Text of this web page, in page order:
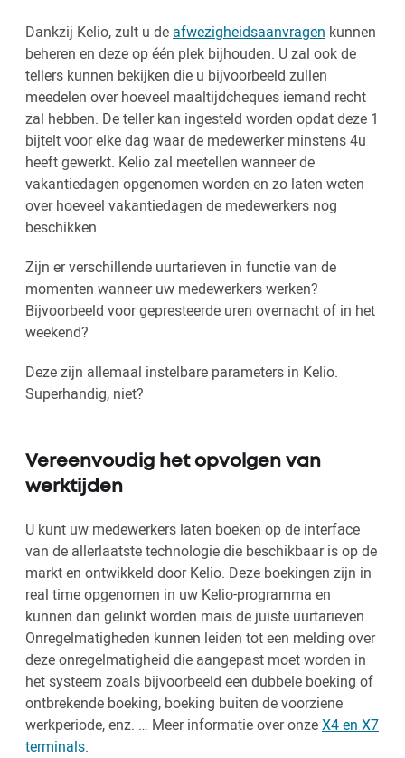
Dankzij Kelio, zult u de afwezigheidsaanvragen kunnen
beheren en deze op één plek bijhouden. U zal ook de
tellers kunnen bekijken die u bijvoorbeeld zullen
meedelen over hoeveel maaltijdcheques iemand recht
zal hebben. De teller kan ingesteld worden opdat deze 1
bijtelt voor elke dag waar de medewerker minstens 4u
heeft gewerkt. Kelio zal meetellen wanneer de
vakantiedagen opgenomen worden en zo laten weten
over hoeveel vakantiedagen de medewerkers nog
beschikken.
Zijn er verschillende uurtarieven in functie van de
momenten wanneer uw medewerkers werken?
Bijvoorbeeld voor gepresteerde uren overnacht of in het
weekend?
Deze zijn allemaal instelbare parameters in Kelio.
Superhandig, niet?
Vereenvoudig het opvolgen van
werktijden
U kunt uw medewerkers laten boeken op de interface
van de allerlaatste technologie die beschikbaar is op de
markt en ontwikkeld door Kelio. Deze boekingen zijn in
real time opgenomen in uw Kelio-programma en
kunnen dan gelinkt worden mais de juiste uurtarieven.
Onregelmatigheden kunnen leiden tot een melding over
deze onregelmatigheid die aangepast moet worden in
het systeem zoals bijvoorbeeld een dubbele boeking of
ontbrekende boeking, boeking buiten de voorziene
werkperiode, enz. … Meer informatie over onzeX4 en X7
terminals.